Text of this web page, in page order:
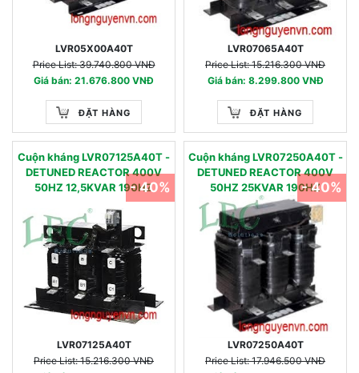
LVR05X00A40T
Price List: 39.740.800 VNĐ
Giá bán: 21.676.800 VNĐ
ĐẶT HÀNG
LVR07065A40T
Price List: 15.216.300 VNĐ
Giá bán: 8.299.800 VNĐ
ĐẶT HÀNG
Cuộn kháng LVR07125A40T -
DETUNED REACTOR 400V
50HZ 12,5KVAR 190HZ
LVR07125A40T
Price List: 15.216.300 VNĐ
- 40%
Cuộn kháng LVR07250A40T -
DETUNED REACTOR 400V
50HZ 25KVAR 190HZ
LVR07250A40T
Price List: 17.946.500 VNĐ
- 40%